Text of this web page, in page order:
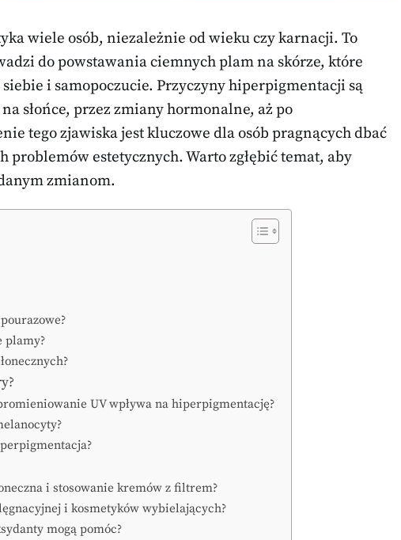
wiele osób, niezależnie od wieku czy karnacji. To
do powstawania ciemnych plam na skórze, które
i samopoczucie. Przyczyny hiperpigmentacji są
słońce, przez zmiany hormonalne, aż po
tego zjawiska jest kluczowe dla osób pragnących dbać
estetycznych. Warto zgłębić temat, aby
zmianom.
plamy?
UV wpływa na hiperpigmentację?
i stosowanie kremów z filtrem?
i kosmetyków wybielających?
mogą pomóc?